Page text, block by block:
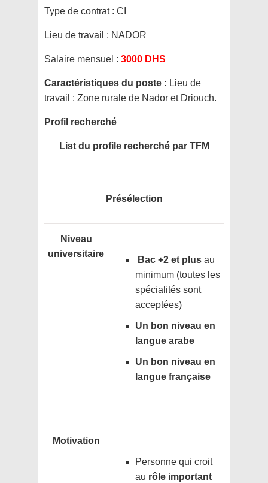
Type de contrat : CI
Lieu de travail : NADOR
Salaire mensuel : 3000 DHS
Caractéristiques du poste : Lieu de
travail : Zone rurale de Nador et Driouch.
Profil recherché
List du profile recherché par TFM
Présélection
Niveau
universitaire
Bac +2 et plus au
minimum (toutes les
spécialités sont
acceptées)
Un bon niveau en
langue arabe
Un bon niveau en
langue française
Motivation
Personne qui croit
au rôle important